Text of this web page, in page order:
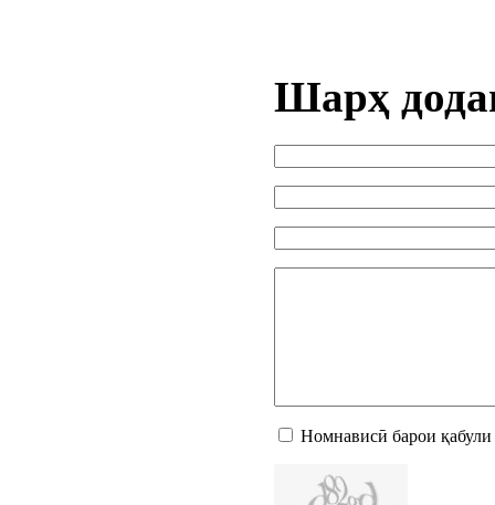
Шарҳ
Номнависӣ барои